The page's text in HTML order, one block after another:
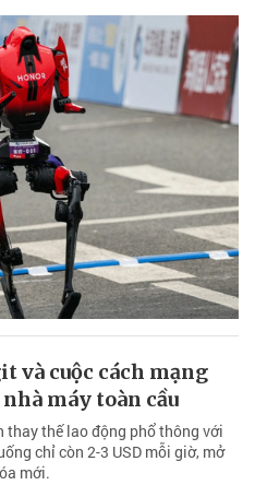
và cuộc cách mạng
máy toàn cầu
thế lao động phổ thông với
chỉ còn 2-3 USD mỗi giờ, mở
mới.